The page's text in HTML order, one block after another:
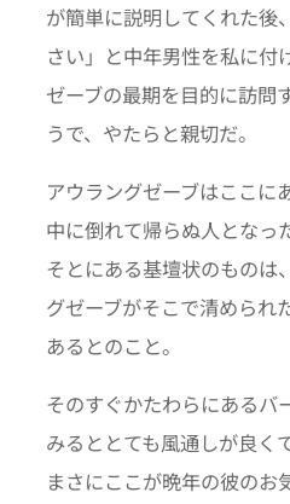
が簡単に説明してくれた後
さい」と中年男性を私に付
ゼーブの最期を目的に訪問
うで、やたらと親切だ。
アウラングゼーブはここに
中に倒れて帰らぬ人となっ
そとにある基壇状のものは
グゼーブがそこで清められ
あるとのこと。
そのすぐかたわらにあるバ
みるととても風通しが良く
まさにここが晩年の彼のお